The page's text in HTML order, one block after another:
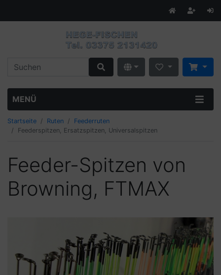
MENÜ
Startseite Ruten
Feederruten
Feederspitzen, Ersatzspitzen, Universalspitzen
Feeder-Spitzen von
Browning, FTMAX